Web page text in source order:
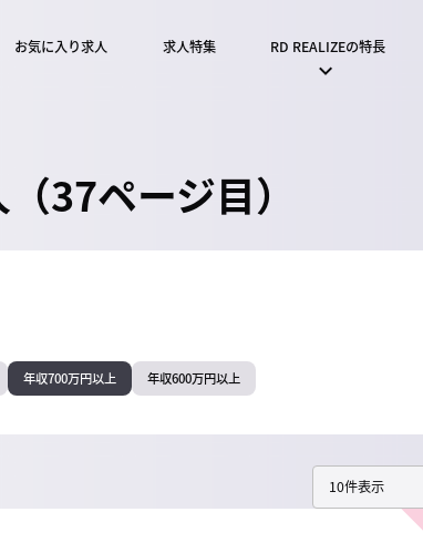
お気に入り求人 求人特集 RD REALIZEの特長
37ページ目）
年収700万円以上 年収600万円以上